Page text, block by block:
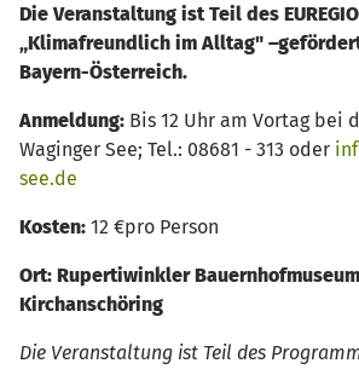
Die Veranstaltung ist Teil des
„Klimafreundlich im Alltag" –gefördert
Bayern-Österreich.
Anmeldung: Bis 12 Uhr am Vortag bei
Waginger See; Tel.: 08681 - 313 oder
see.de
Kosten: 12 €pro Person
Ort: Rupertiwinkler
Kirchanschöring
Die Veranstaltung ist Teil des